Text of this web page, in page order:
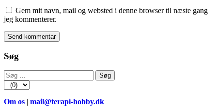
Gem mit navn, mail og websted i denne browser til næste gang
jeg kommenterer.
Søg
Søg
efter:
Om os | mail@terapi-hobby.dk